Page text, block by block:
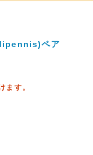
ペア
ます。